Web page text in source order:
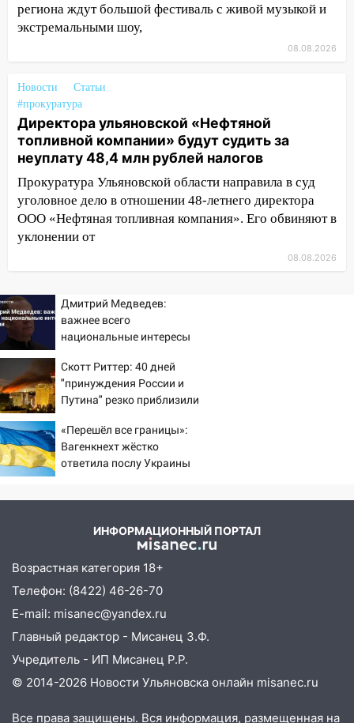
12:17 Ульяновск накрыл крупный град:
после ливня город снова уходит под
12:12
Прокуратура взяла на контроль
ДТП с шестилетним ребёнком на улице
Федерации
12:01 Пьяная женщина сбила
шестилетнего ребёнка на улице
Федерации: возбуждено уголовное дело
11:16 В Ульяновске ищут 37-летнего
мужчину, пропавшего ещё 19 июля
От мотофристайла до прогулки с
10:11
Директора ульяновской
«Нефтяной топливной компании» будут
судить за неуплату 48,4 млн рублей
налогов
09:28
Дети на дорогах: пострадали
велосипедисты, мотоциклисты и
пешеходы. Обзор крупных аварий в
Ульяновской области
08:30
домов и выстрел за водку
Какая погоды будет днем 8
06:45 Императорский мост в
Ульяновске останется закрытым до
утра 10 августа
05:18 Судьба готовит сюрприз: гороскоп
на 8 августа — кому повезет с
деньгами, а кого ждет неожиданная
встреча
региона ждут большой фестиваль с живой музыкой и
экстремальными шоу,
08.08.2026
Новости
Статьи
#прокуратура
Директора ульяновской «Нефтяной
топливной компании» будут судить за
неуплату 48,4 млн рублей налогов
Прокуратура Ульяновской области направила в суд
уголовное дело в отношении 48-летнего директора
ООО «Нефтяная топливная компания». Его обвиняют в
уклонении от
08.08.2026
Дмитрий Медведев:
важнее всего
национальные интересы
Скотт Риттер: 40 дней
"принуждения России и
Путина" резко приблизили
«Перешёл все границы»:
Вагенкнехт жёстко
ответила послу Украины
ИНФОРМАЦИОННЫЙ ПОРТАЛ
Возрастная категория 18+
Телефон: (8422) 46-26-70
E-mail: misanec@yandex.ru
Главный редактор - Мисанец З.Ф.
Учредитель - ИП Мисанец Р.Р.
© 2014-2026 Новости Ульяновска онлайн misanec.ru
Все права защищены. Вся информация, размещенная на